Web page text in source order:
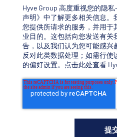
Hyve Group 高度重视您的隐
声明》 中了解更多相关信息。
您提供所请求的服务，并用于
业目的。这包括向您发送有关
告，以及我们认为您可能感兴
反对此类数据处理；如需行使
的偏好设置。 点击此处查看